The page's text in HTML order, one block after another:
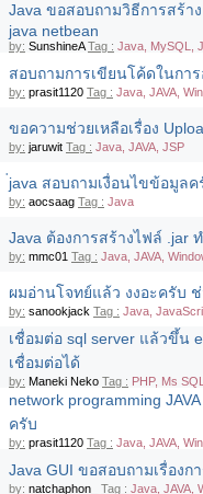
Java ขอสอบถามวิธีการสร้า
java netbean
by: SunshineA Tag : Java, MySQL,
สอบถามการเขียนโค้ดในกา
by: prasit1120 Tag : Java, JAVA,
ขอความช่วยเหลือเรื่อง
by: jaruwit Tag : Java, JAVA, JSP
java สอบถามเงื่อนไขข้อมูล
by: aocsaag Tag : Java
Java ต้องการสร้างไฟล์ .jar
by: mmc01 Tag : Java, JAVA,
ผมอ่านโจทย์แล้ว งงอะครับ
by: sanookjack Tag : Java,
เชื่อมต่อ sql server แล้วขึ้น
เชื่อมต่อได้
by: Maneki Neko Tag : PHP, Ms
network programming
ครับ
by: prasit1120 Tag : Java, JAVA,
Java GUI ขอสอบถามเรื่องก
by: natchaphon_ Tag : Java, JAVA,